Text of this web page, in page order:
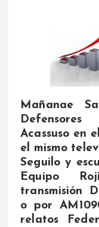
Mañanae
Acassuso en
el mismo
Seguilo y
Equipo
transmisión
o por
relatos